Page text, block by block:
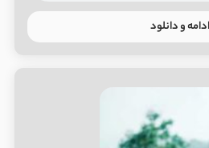
ادامه و دانلود